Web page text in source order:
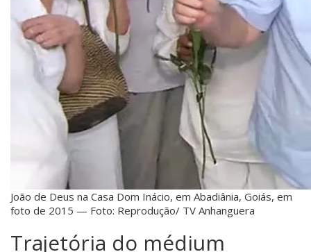
João de Deus na Casa Dom Inácio, em Abadiânia, Goiás, em
foto de 2015 — Foto: Reprodução/ TV Anhanguera
Trajetória do médium